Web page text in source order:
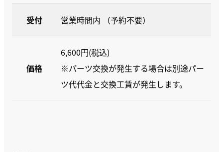
受付 営業時間内 （予約不要）
価格
6,600円(税込)
※パーツ交換が発生する場合は別途パー
ツ代代金と交換工賃が発生します。